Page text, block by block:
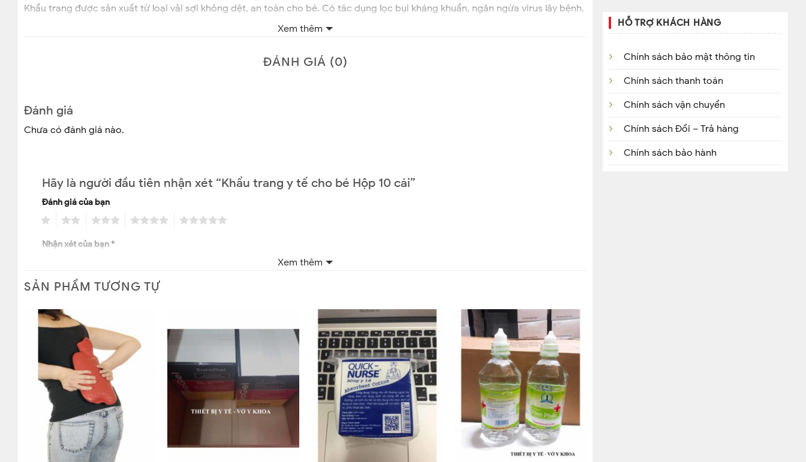
HỖ TRỢ KHÁCH HÀNG
Chính sách bảo mật thông tin
Chính sách thanh toán
Chính sách vận chuyển
Chính sách Đổi – Trả hàng
Chính sách bảo hành
Khẩu trang được sản xuất từ loại vải sợi không dệt, an toàn cho bé. Có tác dụng lọc bụi kháng khuẩn, ngăn ngừa virus lây bệnh.
Xem thêm
ĐÁNH GIÁ (0)
Đánh giá
Chưa có đánh giá nào.
Hãy là người đầu tiên nhận xét “Khẩu trang y tế cho bé Hộp 10 cái”
Đánh giá của bạn
Nhận xét của bạn*
Email*
Lưu tên của tôi, email, và trang web trong trình duyệt này cho lần bình luận kế tiếp của tôi.
Xem thêm
SẢN PHẨM TƯƠNG TỰ